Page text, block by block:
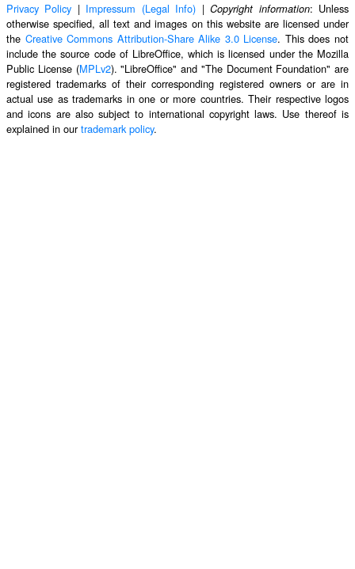
Privacy Policy | Impressum (Legal Info) |Copyright information: Unless
otherwise specified, all text and images on this website are licensed under
the Creative Commons Attribution-Share Alike 3.0 License. This does not
include the source code of LibreOffice, which is licensed under the Mozilla
Public License (MPLv2). "LibreOffice" and "The Document Foundation" are
registered trademarks of their corresponding registered owners or are in
actual use as trademarks in one or more countries. Their respective logos
and icons are also subject to international copyright laws. Use thereof is
explained in ourtrademark policy.